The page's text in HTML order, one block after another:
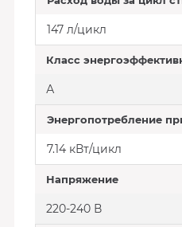
147 л/цикл
Класс
А
Энергопотребление
7.14 кВт/цикл
Напряжение
220-240 В